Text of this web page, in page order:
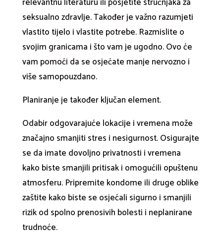
seksualno zdravlje. Također je važno razumjeti
vlastito tijelo i vlastite potrebe. Razmislite o
svojim granicama i što vam je ugodno. Ovo će
vam pomoći da se osjećate manje nervozno i
više samopouzdano.
Planiranje je također ključan element.
Odabir odgovarajuće lokacije i vremena može
značajno smanjiti stres i nesigurnost. Osigurajte
se da imate dovoljno privatnosti i vremena
kako biste smanjili pritisak i omogućili opuštenu
atmosferu. Pripremite kondome ili druge oblike
zaštite kako biste se osjećali sigurno i smanjili
rizik od spolno prenosivih bolesti i neplanirane
trudnoće.